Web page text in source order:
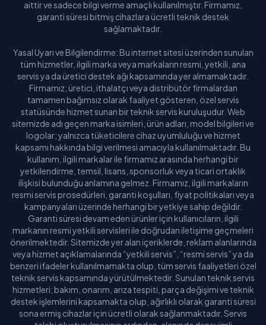
aittir ve sadece bilgi verme amaçlı kullanılmıştır. Firmamız,
garanti süresi bitmiş cihazlara ücretli teknik destek
sağlamaktadır.
Yasal Uyarı ve Bilgilendirme: Bu internet sitesi üzerinden sunulan
tüm hizmetler, ilgili marka veya markaların resmi, yetkili, ana
servis ya da üretici destek ağı kapsamında yer almamaktadır.
Firmamız; üretici, ithalatçı veya distribütör firmalardan
tamamen bağımsız olarak faaliyet gösteren, özel servis
statüsünde hizmet sunan bir teknik servis kuruluşudur. Web
sitemizde adı geçen marka isimleri, ürün adları, model bilgileri ve
logolar; yalnızca tüketicilere cihaz uyumluluğu ve hizmet
kapsamı hakkında bilgi verilmesi amacıyla kullanılmaktadır. Bu
kullanım, ilgili markalar ile firmamız arasında herhangi bir
yetkilendirme, temsil, lisans, sponsorluk veya ticari ortaklık
ilişkisi bulunduğu anlamına gelmez. Firmamız, ilgili markaların
resmi servis prosedürleri, garanti koşulları, fiyat politikaları veya
kampanyaları üzerinde herhangi bir yetkiye sahip değildir.
Garanti süresi devam eden ürünler için kullanıcıların, ilgili
markanın resmi yetkili servisleri ile doğrudan iletişime geçmeleri
önerilmektedir. Sitemizde yer alan içeriklerde, reklam alanlarında
veya hizmet açıklamalarında “yetkili servis”, “resmi servis” ya da
benzeri ifadeler kullanılmamakta olup, tüm servis faaliyetleri özel
teknik servis kapsamında yürütülmektedir. Sunulan teknik servis
hizmetleri; bakım, onarım, arıza tespiti, parça değişimi ve teknik
destek işlemlerini kapsamakta olup, ağırlıklı olarak garanti süresi
sona ermiş cihazlar için ücretli olarak sağlanmaktadır. Servis